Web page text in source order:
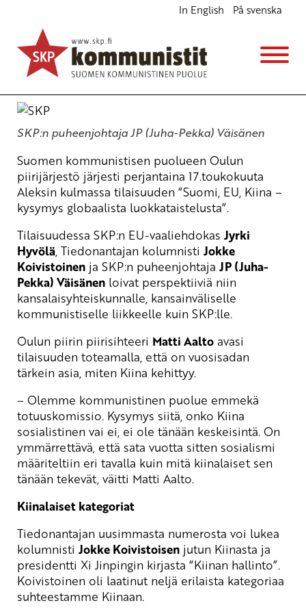
In English På svenska
Luokkataistelun narratiivi
Ajankohtaista
Avainsanat:Kiina,luokkataistelu,SKP; EU
SKP:n puheenjohtaja JP (Juha-Pekka) Väisänen
Suomen kommunistisen puolueen Oulun
piirijärjestö järjesti perjantaina 17.toukokuuta
Aleksin kulmassa tilaisuuden “Suomi, EU, Kiina –
kysymys globaalista luokkataistelusta”.
Tilaisuudessa SKP:n EU-vaaliehdokas Jyrki
Hyvölä, Tiedonantajan kolumnisti Jokke
Koivistoinen ja SKP:n puheenjohtaja JP (Juha-
Pekka) Väisänen loivat perspektiiviä niin
kansalaisyhteiskunnalle, kansainväliselle
kommunistiselle liikkeelle kuin SKP:lle.
Oulun piirin piirisihteeri Matti Aalto avasi
tilaisuuden toteamalla, että on vuosisadan
tärkein asia, miten Kiina kehittyy.
– Olemme kommunistinen puolue emmekä
totuuskomissio. Kysymys siitä, onko Kiina
sosialistinen vai ei, ei ole tänään keskeisintä. On
ymmärrettävä, että sata vuotta sitten sosialismi
määriteltiin eri tavalla kuin mitä kiinalaiset sen
tänään tekevät, väitti Matti Aalto.
Kiinalaiset kategoriat
Tiedonantajan uusimmasta numerosta voi lukea
kolumnisti Jokke Koivistoisen jutun Kiinasta ja
presidentti Xi Jinpingin kirjasta “Kiinan hallinto”.
Koivistoinen oli laatinut neljä erilaista kategoriaa
suhteestamme Kiinaan.